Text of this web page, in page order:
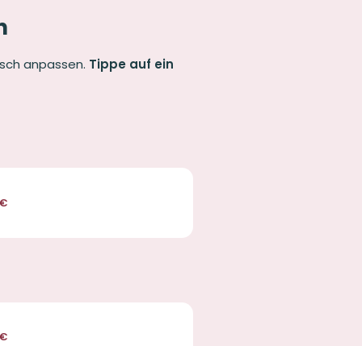
anpassen. Tippe auf ein